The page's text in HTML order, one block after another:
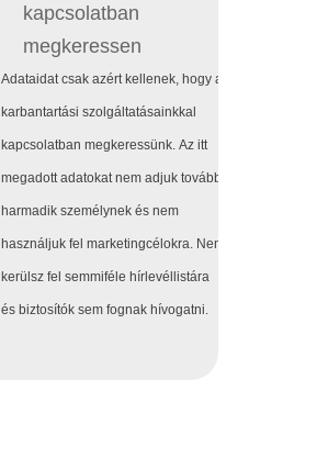
kapcsolatban
megkeressen
Adataidat csak azért kellenek, hogy a
karbantartási szolgáltatásainkkal
kapcsolatban megkeressünk. Az itt
megadott adatokat nem adjuk tovább
harmadik személynek és nem
használjuk fel marketingcélokra. Nem
kerülsz fel semmiféle hírlevéllistára
és biztosítók sem fognak hívogatni.